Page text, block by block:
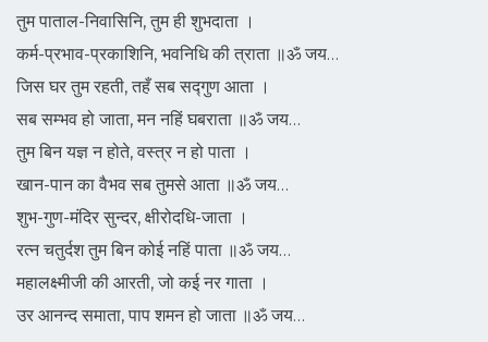
तुम पाताल-निवासिनि, तुम ही शुभदाता ।
कर्म-प्रभाव-प्रकाशिनि, भवनिधि की त्राता ॥ॐ जय…
जिस घर तुम रहती, तहँ सब सद्गुण आता ।
सब सम्भव हो जाता, मन नहिं घबराता ॥ॐ जय…
तुम बिन यज्ञ न होते, वस्त्र न हो पाता ।
खान-पान का वैभव सब तुमसे आता ॥ॐ जय…
शुभ-गुण-मंदिर सुन्दर, क्षीरोदधि-जाता ।
रत्न चतुर्दश तुम बिन कोई नहिं पाता ॥ॐ जय…
महालक्ष्मीजी की आरती, जो कई नर गाता ।
उर आनन्द समाता, पाप शमन हो जाता ॥ॐ जय…